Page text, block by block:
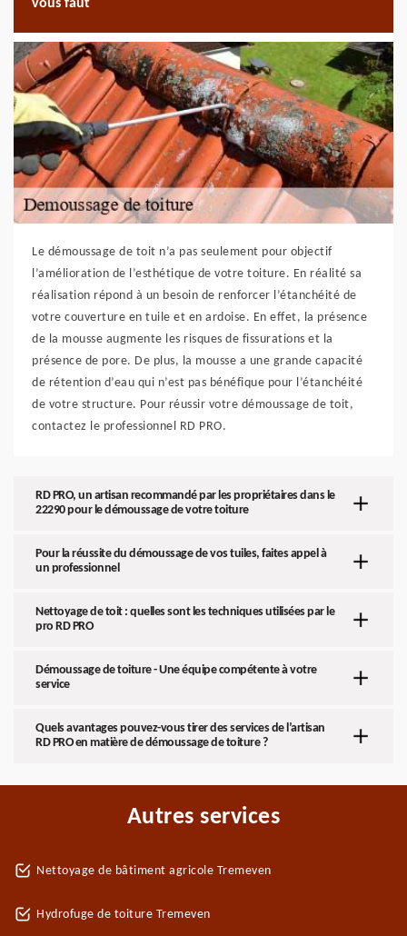
vous faut
Le démoussage de toit n’a pas seulement pour objectif
l’amélioration de l’esthétique de votre toiture. En réalité sa
réalisation répond à un besoin de renforcer l’étanchéité de
votre couverture en tuile et en ardoise. En effet, la présence
de la mousse augmente les risques de fissurations et la
présence de pore. De plus, la mousse a une grande capacité
de rétention d’eau qui n’est pas bénéfique pour l’étanchéité
de votre structure. Pour réussir votre démoussage de toit,
contactez le professionnel RD PRO.
RD PRO, un artisan recommandé par les propriétaires dans le
22290 pour le démoussage de votre toiture
Pour la réussite du démoussage de vos tuiles, faites appel à
un professionnel
Nettoyage de toit : quelles sont les techniques utilisées par le
pro RD PRO
Démoussage de toiture - Une équipe compétente à votre
service
Quels avantages pouvez-vous tirer des services de l’artisan
RD PRO en matière de démoussage de toiture ?
Autres services
Nettoyage de bâtiment agricole Tremeven
Hydrofuge de toiture Tremeven